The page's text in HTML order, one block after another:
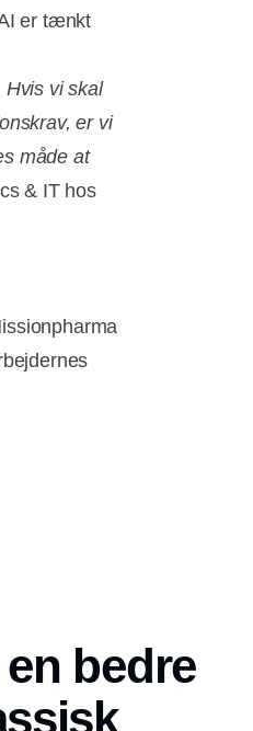
er tænkt
vi skal
er vi
måde at
& IT hos
bedre